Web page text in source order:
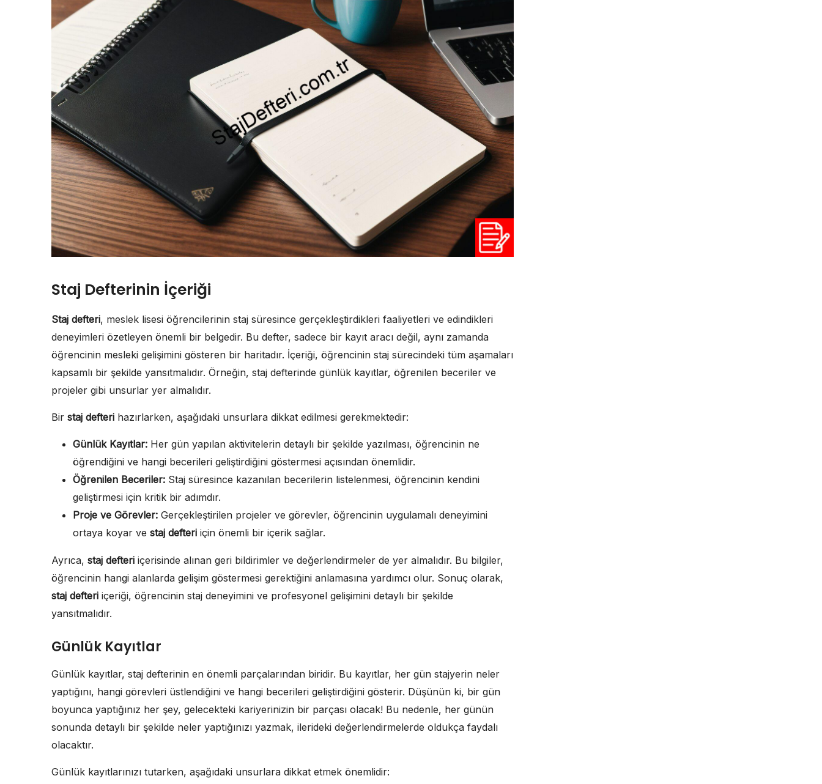
Staj Defterinin İçeriği
Staj defteri, meslek lisesi öğrencilerinin staj süresince gerçekleştirdikleri faaliyetleri ve edindikleri
deneyimleri özetleyen önemli bir belgedir. Bu defter, sadece bir kayıt aracı değil, aynı zamanda
öğrencinin mesleki gelişimini gösteren bir haritadır. İçeriği, öğrencinin staj sürecindeki tüm aşamaları
kapsamlı bir şekilde yansıtmalıdır. Örneğin, staj defterinde günlük kayıtlar, öğrenilen beceriler ve
projeler gibi unsurlar yer almalıdır.
Bir staj defteri hazırlarken, aşağıdaki unsurlara dikkat edilmesi gerekmektedir:
Günlük Kayıtlar: Her gün yapılan aktivitelerin detaylı bir şekilde yazılması, öğrencinin ne
öğrendiğini ve hangi becerileri geliştirdiğini göstermesi açısından önemlidir.
Öğrenilen Beceriler: Staj süresince kazanılan becerilerin listelenmesi, öğrencinin kendini
geliştirmesi için kritik bir adımdır.
Proje ve Görevler: Gerçekleştirilen projeler ve görevler, öğrencinin uygulamalı deneyimini
ortaya koyar ve staj defteri için önemli bir içerik sağlar.
Ayrıca, staj defteri içerisinde alınan geri bildirimler ve değerlendirmeler de yer almalıdır. Bu bilgiler,
öğrencinin hangi alanlarda gelişim göstermesi gerektiğini anlamasına yardımcı olur. Sonuç olarak,
staj defteri içeriği, öğrencinin staj deneyimini ve profesyonel gelişimini detaylı bir şekilde
yansıtmalıdır.
Günlük Kayıtlar
Günlük kayıtlar, staj defterinin en önemli parçalarından biridir. Bu kayıtlar, her gün stajyerin neler
yaptığını, hangi görevleri üstlendiğini ve hangi becerileri geliştirdiğini gösterir. Düşünün ki, bir gün
boyunca yaptığınız her şey, gelecekteki kariyerinizin bir parçası olacak! Bu nedenle, her günün
sonunda detaylı bir şekilde neler yaptığınızı yazmak, ilerideki değerlendirmelerde oldukça faydalı
olacaktır.
Günlük kayıtlarınızı tutarken, aşağıdaki unsurlara dikkat etmek önemlidir: